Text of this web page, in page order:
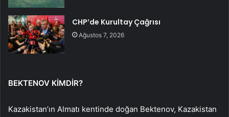
CHP’de Kurultay Çağrısı
Ağustos 7, 2026
BEKTENOV KİMDİR?
Kazakistan’ın Almatı kentinde doğan Bektenov, Kazakistan